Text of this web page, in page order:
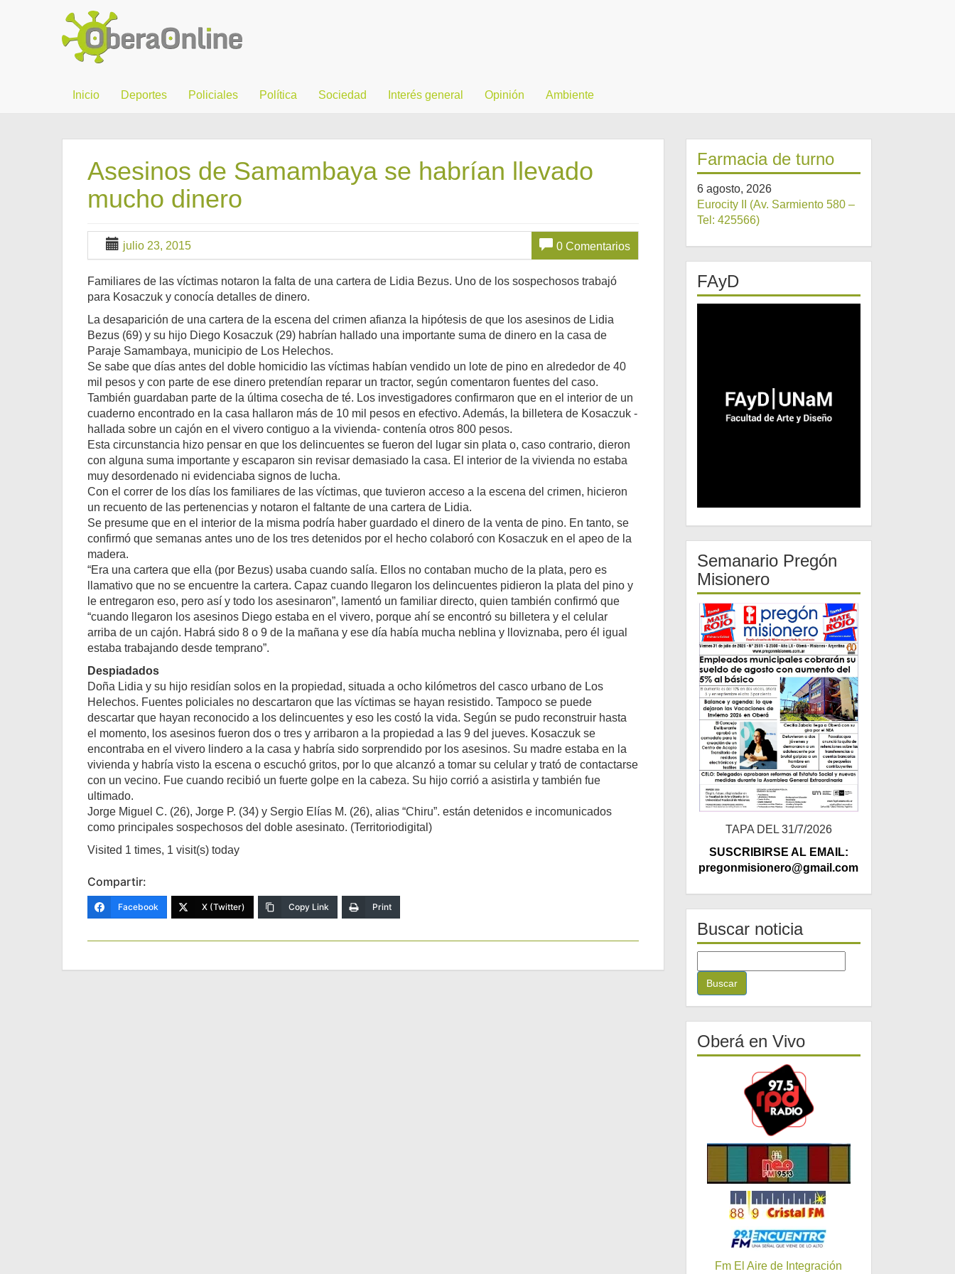
Inicio Deportes Policiales Política Sociedad Interés general Opinión Ambiente
Asesinos de Samambaya se habrían llevado
mucho dinero
julio 23, 2015 0 Comentarios
Familiares de las víctimas notaron la falta de una cartera de Lidia Bezus. Uno de los sospechosos trabajó
para Kosaczuk y conocía detalles de dinero.
La desaparición de una cartera de la escena del crimen afianza la hipótesis de que los asesinos de Lidia
Bezus (69) y su hijo Diego Kosaczuk (29) habrían hallado una importante suma de dinero en la casa de
Paraje Samambaya, municipio de Los Helechos.
Se sabe que días antes del doble homicidio las víctimas habían vendido un lote de pino en alrededor de 40
mil pesos y con parte de ese dinero pretendían reparar un tractor, según comentaron fuentes del caso.
También guardaban parte de la última cosecha de té. Los investigadores confirmaron que en el interior de un
cuaderno encontrado en la casa hallaron más de 10 mil pesos en efectivo. Además, la billetera de Kosaczuk -
hallada sobre un cajón en el vivero contiguo a la vivienda- contenía otros 800 pesos.
Esta circunstancia hizo pensar en que los delincuentes se fueron del lugar sin plata o, caso contrario, dieron
con alguna suma importante y escaparon sin revisar demasiado la casa. El interior de la vivienda no estaba
muy desordenado ni evidenciaba signos de lucha.
Con el correr de los días los familiares de las víctimas, que tuvieron acceso a la escena del crimen, hicieron
un recuento de las pertenencias y notaron el faltante de una cartera de Lidia.
Se presume que en el interior de la misma podría haber guardado el dinero de la venta de pino. En tanto, se
confirmó que semanas antes uno de los tres detenidos por el hecho colaboró con Kosaczuk en el apeo de la
madera.
“Era una cartera que ella (por Bezus) usaba cuando salía. Ellos no contaban mucho de la plata, pero es
llamativo que no se encuentre la cartera. Capaz cuando llegaron los delincuentes pidieron la plata del pino y
le entregaron eso, pero así y todo los asesinaron”, lamentó un familiar directo, quien también confirmó que
“cuando llegaron los asesinos Diego estaba en el vivero, porque ahí se encontró su billetera y el celular
arriba de un cajón. Habrá sido 8 o 9 de la mañana y ese día había mucha neblina y lloviznaba, pero él igual
estaba trabajando desde temprano”.
Despiadados
Doña Lidia y su hijo residían solos en la propiedad, situada a ocho kilómetros del casco urbano de Los
Helechos. Fuentes policiales no descartaron que las víctimas se hayan resistido. Tampoco se puede
descartar que hayan reconocido a los delincuentes y eso les costó la vida. Según se pudo reconstruir hasta
el momento, los asesinos fueron dos o tres y arribaron a la propiedad a las 9 del jueves. Kosaczuk se
encontraba en el vivero lindero a la casa y habría sido sorprendido por los asesinos. Su madre estaba en la
vivienda y habría visto la escena o escuchó gritos, por lo que alcanzó a tomar su celular y trató de contactarse
con un vecino. Fue cuando recibió un fuerte golpe en la cabeza. Su hijo corrió a asistirla y también fue
ultimado.
Jorge Miguel C. (26), Jorge P. (34) y Sergio Elías M. (26), alias “Chiru”. están detenidos e incomunicados
como principales sospechosos del doble asesinato. (Territoriodigital)
Visited 1 times, 1 visit(s) today
Compartir:
Facebook X (Twitter) Copy Link Print
Farmacia de turno
6 agosto, 2026
Eurocity II (Av. Sarmiento 580 –
Tel: 425566)
FAyD
Semanario Pregón
Misionero
TAPA DEL 31/7/2026
SUSCRIBIRSE AL EMAIL:
pregonmisionero@gmail.com
Buscar noticia
u
c
a
r
:
Oberá en Vivo
Fm El Aire de Integración